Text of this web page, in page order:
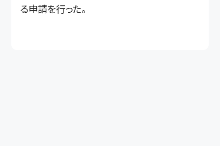
る申請を行った。